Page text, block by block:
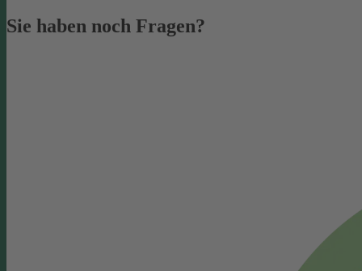
Sie haben noch Fragen?